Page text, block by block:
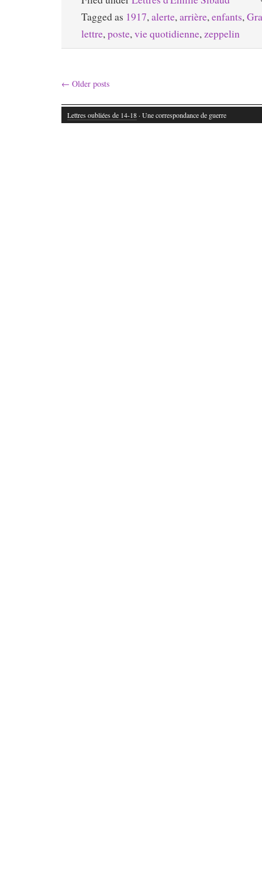
Tagged as 1917,alerte,arrière,enfants,
lettre,poste,vie quotidienne,zeppelin
← Older posts
Lettres oubliées de 14-18 · Une correspondance de guerre